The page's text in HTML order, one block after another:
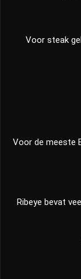
Voor steak
Voor de meeste
Ribeye bevat